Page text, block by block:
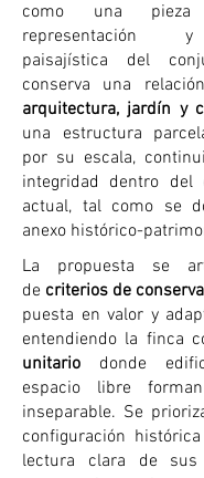
como una
representación
paisajística del
conserva una
arquitectura, jardín y
una estructura
por su escala,
integridad dentro del
actual, tal como se
anexo histórico-
​La propuesta se
de criterios de
puesta en valor y
entendiendo la finca
unitario donde
espacio libre
inseparable. Se
configuración
lectura clara de sus